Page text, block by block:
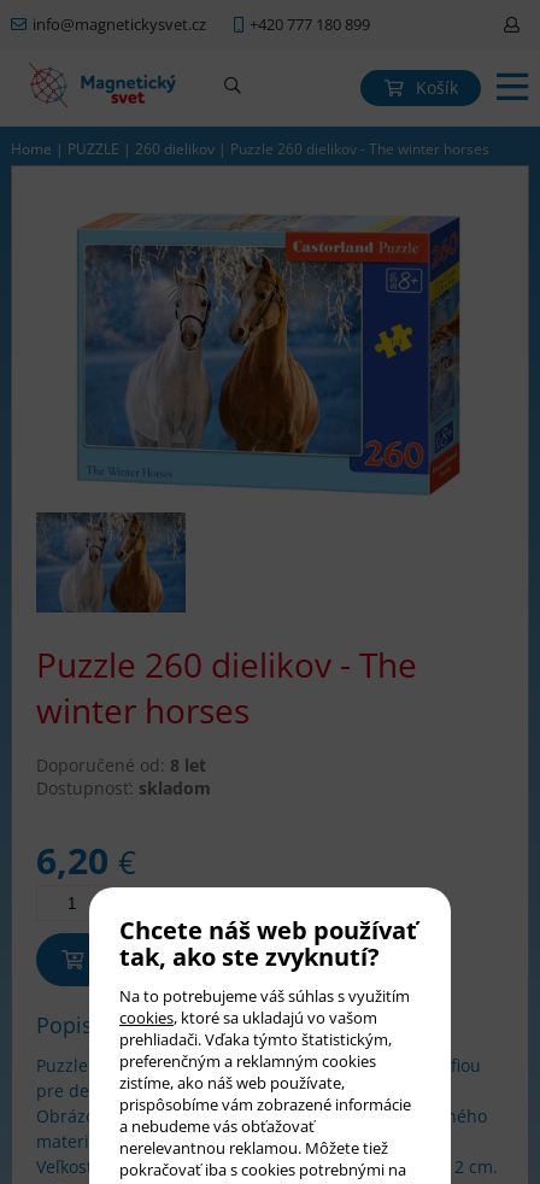
info@magnetickysvet.cz +420 777 180 899
Košík
Home | PUZZLE | 260 dielikov | Puzzle 260 dielikov - The winter horses
Puzzle 260 dielikov - The
winter horses
Doporučené od: 8 let
Dostupnosť: skladom
6,20 €
Pridať do košíka
Popis tovaru
Puzzle Castorland Classic s obrázkom alebo fotografiou
pre deti od 8 rokov.
Obrázok sa skladá z 260 dielikov z pevného a kvalitného
materiálu, ktoré do seba presne zapadajú.
Veľkosť obrázka 32 x 23 cm. Veľkosť dielika cca 2,5 x 2 cm.
Chcete náš web používať
tak, ako ste zvyknutí?
Na to potrebujeme váš súhlas s využitím
cookies, ktoré sa ukladajú vo vašom
prehliadači. Vďaka týmto štatistickým,
preferenčným a reklamným cookies
zistíme, ako náš web používate,
prispôsobíme vám zobrazené informácie
a nebudeme vás obťažovať
nerelevantnou reklamou. Môžete tiež
pokračovať iba s cookies potrebnými na